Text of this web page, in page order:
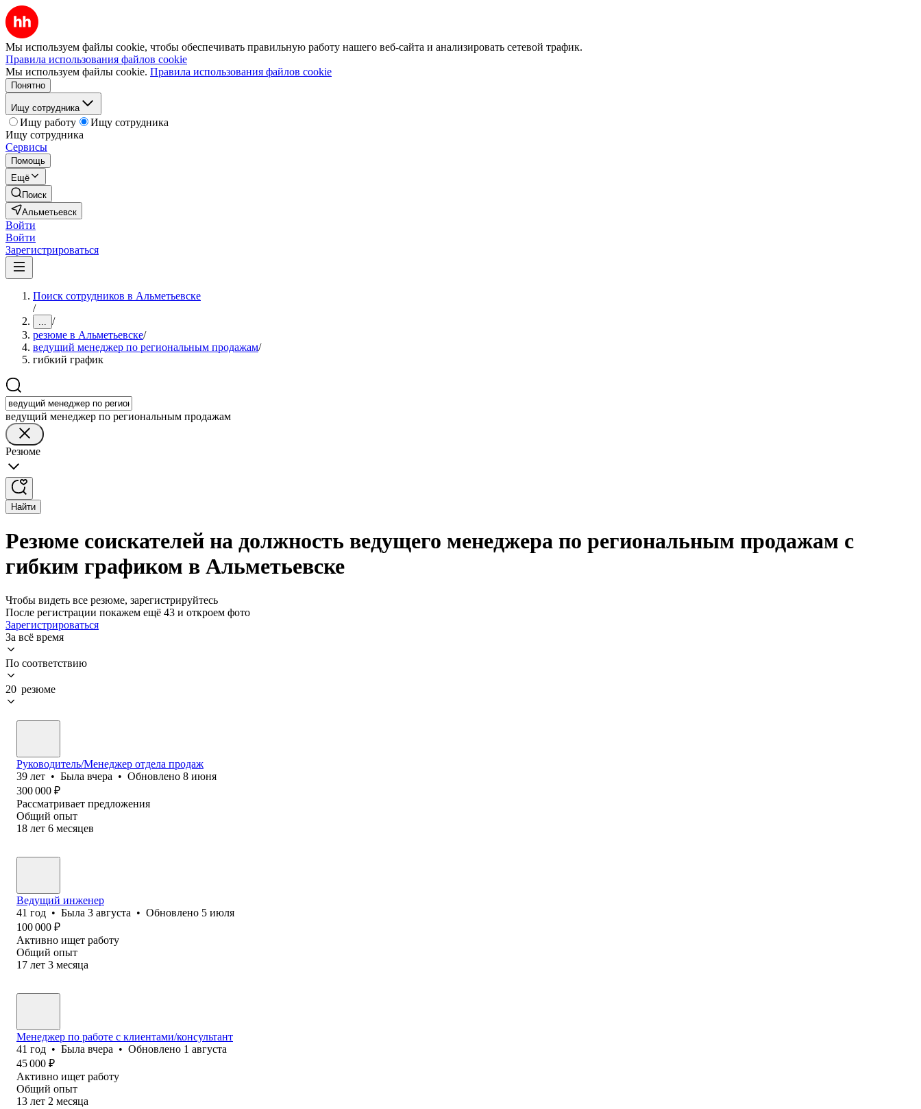
Мы используем файлы cookie, чтобы обеспечивать правильную работу нашего веб-сайта и анализировать сетевой трафик.
Правила использования файлов cookie
Мы используем файлы cookie. Правила использования файлов cookie
Понятно
Ищу сотрудника
Ищу работу
Ищу сотрудника
Ищу сотрудника
Сервисы
Помощь
Ещё
Поиск
Альметьевск
Войти
Войти
Зарегистрироваться
Поиск сотрудников в Альметьевске
/
... /
резюме в Альметьевске/
ведущий менеджер по региональным продажам/
гибкий график
ведущий менеджер по региональным продажам
Резюме
Найти
Резюме соискателей на должность ведущего менеджера по региональным продажам с
гибким графиком в Альметьевске
Чтобы видеть все резюме, зарегистрируйтесь
После регистрации покажем ещё 43 и откроем фото
Зарегистрироваться
За всё время
По соответствию
20 резюме
Руководитель/Менеджер отдела продаж
39 лет • Была вчера • Обновлено 8 июня
300 000 ₽
Рассматривает предложения
Общий опыт
18 лет 6 месяцев
Ведущий инженер
41 год • Была 3 августа • Обновлено 5 июля
100 000 ₽
Активно ищет работу
Общий опыт
17 лет 3 месяца
Менеджер по работе с клиентами/консультант
41 год • Была вчера • Обновлено 1 августа
45 000 ₽
Активно ищет работу
Общий опыт
13 лет 2 месяца